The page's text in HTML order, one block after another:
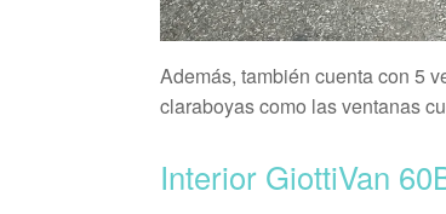
Además, también cuenta con 5
claraboyas como las ventanas
Interior GiottiVan